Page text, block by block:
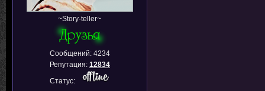
~Story-teller~
Сообщений: 4234
Репутация: 12834
Статус: